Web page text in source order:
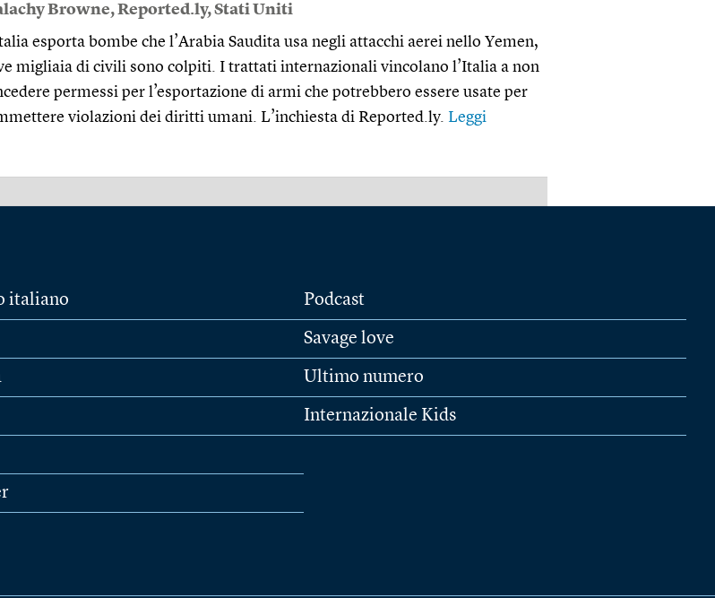
Browne,Reported.ly,Stati Uniti
esporta bombe che l’Arabia Saudita usa negli attacchi aerei nello Yemen,
migliaia di civili sono colpiti. I trattati internazionali vincolano l’Italia a non
permessi per l’esportazione di armi che potrebbero essere usate per
violazioni dei diritti umani. L’inchiesta di Reported.ly. Leggi
italiano Podcast
Savage love
Ultimo numero
Internazionale Kids